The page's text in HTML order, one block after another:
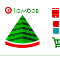
Тамбов